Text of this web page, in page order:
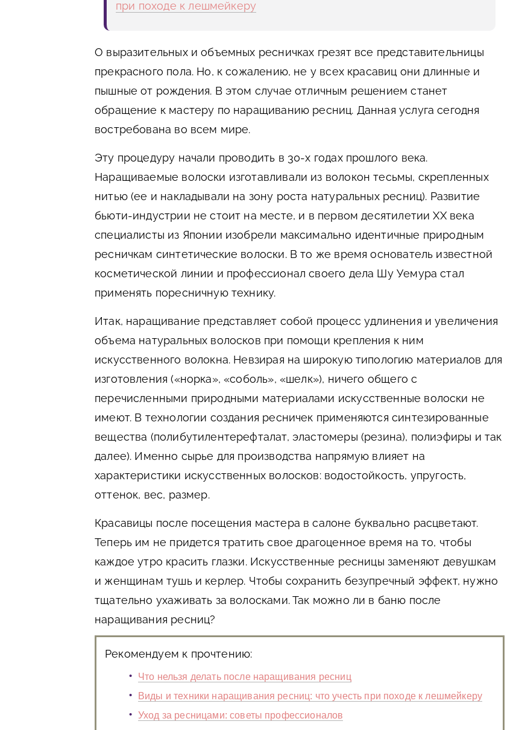
при походе к лешмейкеру
О выразительных и объемных ресничках грезят все представительницы
прекрасного пола. Но, к сожалению, не у всех красавиц они длинные и
пышные от рождения. В этом случае отличным решением станет
обращение к мастеру по наращиванию ресниц. Данная услуга сегодня
востребована во всем мире.
Эту процедуру начали проводить в 30-х годах прошлого века.
Наращиваемые волоски изготавливали из волокон тесьмы, скрепленных
нитью (ее и накладывали на зону роста натуральных ресниц). Развитие
бьюти-индустрии не стоит на месте, и в первом десятилетии ХХ века
специалисты из Японии изобрели максимально идентичные природным
ресничкам синтетические волоски. В то же время основатель известной
косметической линии и профессионал своего дела Шу Уемура стал
применять поресничную технику.
Итак, наращивание представляет собой процесс удлинения и увеличения
объема натуральных волосков при помощи крепления к ним
искусственного волокна. Невзирая на широкую типологию материалов для
изготовления («норка», «соболь», «шелк»), ничего общего с
перечисленными природными материалами искусственные волоски не
имеют. В технологии создания ресничек применяются синтезированные
вещества (полибутилентерефталат, эластомеры (резина), полиэфиры и так
далее). Именно сырье для производства напрямую влияет на
характеристики искусственных волосков: водостойкость, упругость,
оттенок, вес, размер.
Красавицы после посещения мастера в салоне буквально расцветают.
Теперь им не придется тратить свое драгоценное время на то, чтобы
каждое утро красить глазки. Искусственные ресницы заменяют девушкам
и женщинам тушь и керлер. Чтобы сохранить безупречный эффект, нужно
тщательно ухаживать за волосками. Так можно ли в баню после
наращивания ресниц?
Рекомендуем к прочтению:
Что нельзя делать после наращивания ресниц
Виды и техники наращивания ресниц: что учесть при походе к лешмейкеру
Уход за ресницами: советы профессионалов